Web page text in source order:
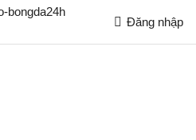
Đăng nhập